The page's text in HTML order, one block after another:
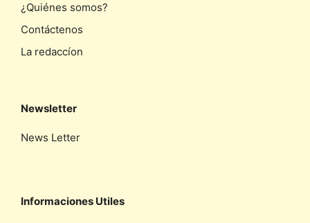
¿Quiénes somos?
Contáctenos
La redaccíon
Newsletter
News Letter
Informaciones Utiles